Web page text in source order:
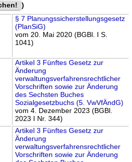
)
§ 7 Planungssicherstellungsgesetz
(PlanSiG)
vom 20. Mai 2020 (BGBl. I S.
1041)
Artikel 3 Fünftes Gesetz zur
Änderung
verwaltungsverfahrensrechtlicher
Vorschriften sowie zur Änderung
des Sechsten Buches
Sozialgesetzbuchs (5. VwVfÄndG)
vom 4. Dezember 2023 (BGBl.
2023 I Nr. 344)
Artikel 3 Fünftes Gesetz zur
Änderung
verwaltungsverfahrensrechtlicher
Vorschriften sowie zur Änderung